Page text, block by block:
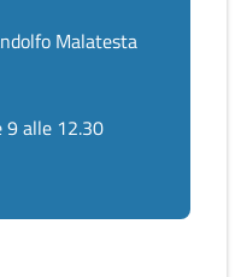
Malatesta
9 alle 12.30